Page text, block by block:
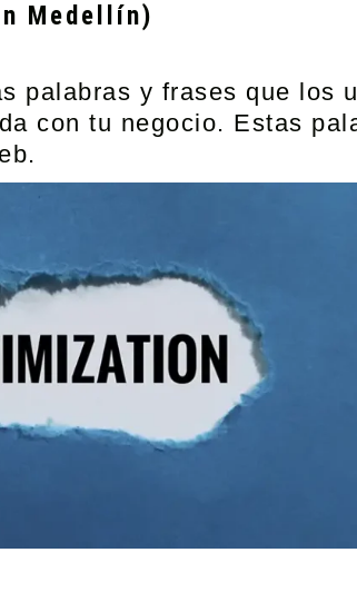
Medellín)
palabras y frases que los
con tu negocio. Estas